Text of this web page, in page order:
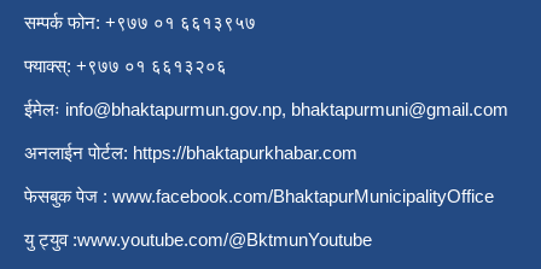
सम्पर्क फोन: +९७७ ०१ ६६१३९५७
फ्याक्स्: +९७७ ०१ ६६१३२०६
ईमेलः info@bhaktapurmun.gov.np, bhaktapurmuni@gmail.com
अनलाईन पोर्टल: https://bhaktapurkhabar.com
फेसबुक पेज : www.facebook.com/BhaktapurMunicipalityOffice
यु ट्युव :www.youtube.com/@BktmunYoutube